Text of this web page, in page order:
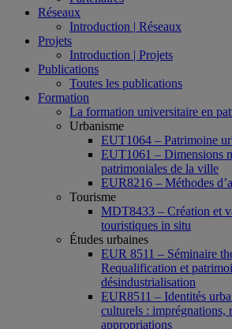
Réseaux
Introduction | Réseaux
Projets
Introduction | Projets
Publications
Toutes les publications
Formation
La formation universitaire en
Urbanisme
EUT1064 – Patrimoine
EUT1061 – Dimensions
patrimoniales de la ville
EUR8216 – Méthodes
Tourisme
MDT8433 – Création et
touristiques in situ
Études urbaines
EUR 8511 – Séminaire
Requalification et
désindustrialisation
EUR8511 – Identités
culturels : imprégnations,
appropriations